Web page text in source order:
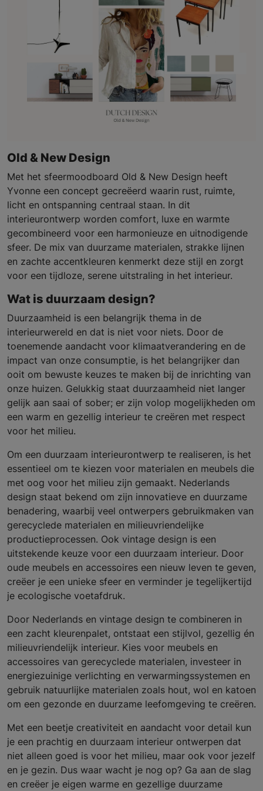
Old & New Design
Met het sfeermoodboard Old & New Design heeft
Yvonne een concept gecreëerd waarin rust, ruimte,
licht en ontspanning centraal staan. In dit
interieurontwerp worden comfort, luxe en warmte
gecombineerd voor een harmonieuze en uitnodigende
sfeer. De mix van duurzame materialen, strakke lijnen
en zachte accentkleuren kenmerkt deze stijl en zorgt
voor een tijdloze, serene uitstraling in het interieur.
Wat is duurzaam design?
Duurzaamheid is een belangrijk thema in de
interieurwereld en dat is niet voor niets. Door de
toenemende aandacht voor klimaatverandering en de
impact van onze consumptie, is het belangrijker dan
ooit om bewuste keuzes te maken bij de inrichting van
onze huizen. Gelukkig staat duurzaamheid niet langer
gelijk aan saai of sober; er zijn volop mogelijkheden om
een warm en gezellig interieur te creëren met respect
voor het milieu.
Om een duurzaam interieurontwerp te realiseren, is het
essentieel om te kiezen voor materialen en meubels die
met oog voor het milieu zijn gemaakt. Nederlands
design staat bekend om zijn innovatieve en duurzame
benadering, waarbij veel ontwerpers gebruikmaken van
gerecyclede materialen en milieuvriendelijke
productieprocessen. Ook vintage design is een
uitstekende keuze voor een duurzaam interieur. Door
oude meubels en accessoires een nieuw leven te geven,
creëer je een unieke sfeer en verminder je tegelijkertijd
je ecologische voetafdruk.
Door Nederlands en vintage design te combineren in
een zacht kleurenpalet, ontstaat een stijlvol, gezellig én
milieuvriendelijk interieur. Kies voor meubels en
accessoires van gerecyclede materialen, investeer in
energiezuinige verlichting en verwarmingssystemen en
gebruik natuurlijke materialen zoals hout, wol en katoen
om een gezonde en duurzame leefomgeving te creëren.
Met een beetje creativiteit en aandacht voor detail kun
je een prachtig en duurzaam interieur ontwerpen dat
niet alleen goed is voor het milieu, maar ook voor jezelf
en je gezin. Dus waar wacht je nog op? Ga aan de slag
en creëer je eigen warme en gezellige duurzame